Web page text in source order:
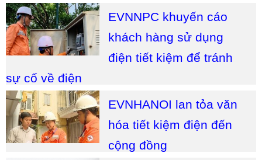
EVNNPC khuyến cáo
khách hàng sử dụng
điện tiết kiệm để tránh
sự cố về điện
EVNHANOI lan tỏa văn
hóa tiết kiệm điện đến
cộng đồng